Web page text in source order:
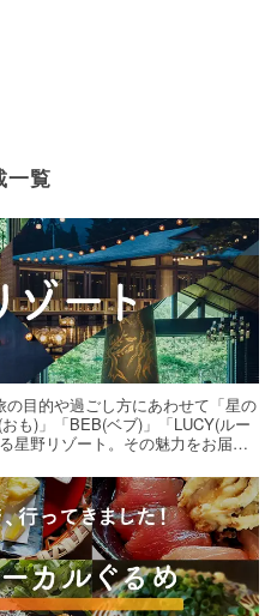
一覧
の目的や過ごし方にあわせて「星の
も)」「BEB(ベブ)」「LUCY(ルー
星野リゾート。その魅力をお届け